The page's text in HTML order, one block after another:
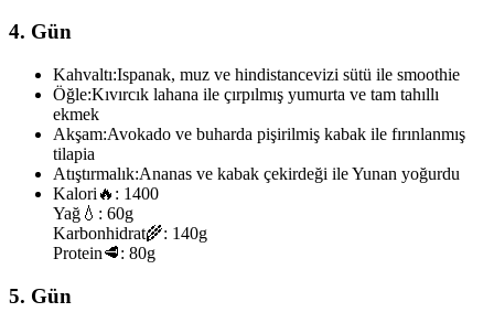
4. Gün
Kahvaltı:Ispanak, muz ve hindistancevizi sütü ile smoothie
Öğle:Kıvırcık lahana ile çırpılmış yumurta ve tam tahıllı
ekmek
Akşam:Avokado ve buharda pişirilmiş kabak ile fırınlanmış
tilapia
Atıştırmalık:Ananas ve kabak çekirdeği ile Yunan yoğurdu
Kalori 🔥: 1400
Yağ 💧: 60g
Karbonhidrat🌾: 140g
Protein🥩: 80g
5. Gün